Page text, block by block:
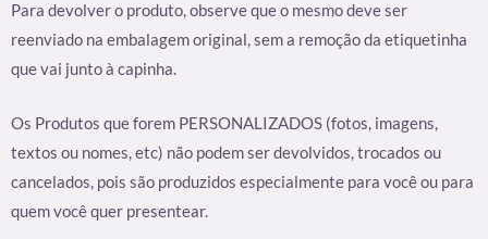
Para devolver o produto, observe que o mesmo deve ser
reenviado na embalagem original, sem a remoção da etiquetinha
que vai junto à capinha.
Os Produtos que forem PERSONALIZADOS (fotos, imagens,
textos ou nomes, etc) não podem ser devolvidos, trocados ou
cancelados, pois são produzidos especialmente para você ou para
quem você quer presentear.